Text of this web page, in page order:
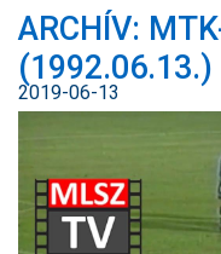
ARCHÍV:
(1992.06.13.)
2019-06-13